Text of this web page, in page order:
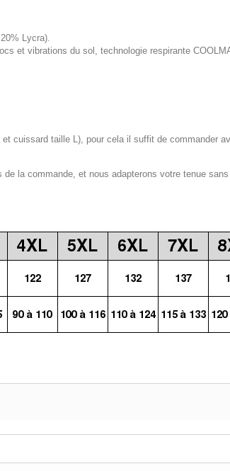
Lycra).
et vibrations du sol, technologie respirante
cuissard taille L), pour cela il suffit de commander
la commande, et nous adapterons votre tenue sans